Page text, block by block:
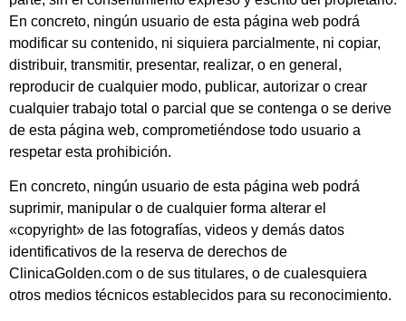
En concreto, ningún usuario de esta página web podrá
modificar su contenido, ni siquiera parcialmente, ni copiar,
distribuir, transmitir, presentar, realizar, o en general,
reproducir de cualquier modo, publicar, autorizar o crear
cualquier trabajo total o parcial que se contenga o se derive
de esta página web, comprometiéndose todo usuario a
respetar esta prohibición.
En concreto, ningún usuario de esta página web podrá
suprimir, manipular o de cualquier forma alterar el
«copyright» de las fotografías, videos y demás datos
identificativos de la reserva de derechos de
ClinicaGolden.com o de sus titulares, o de cualesquiera
otros medios técnicos establecidos para su reconocimiento.